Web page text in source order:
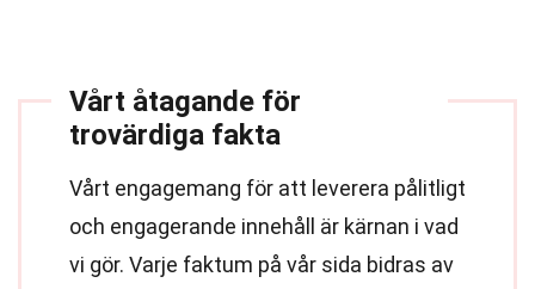
Vårt åtagande för
trovärdiga fakta
Vårt engagemang för att leverera pålitligt
och engagerande innehåll är kärnan i vad
vi gör. Varje faktum på vår sida bidras av